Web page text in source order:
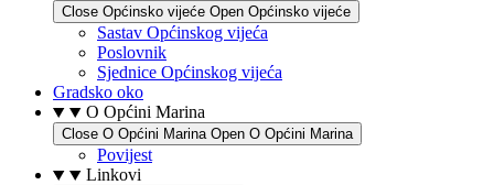
Close Općinsko vijeće Open Općinsko vijeće
Sastav Općinskog vijeća
Poslovnik
Sjednice Općinskog vijeća
Gradsko oko
O Općini Marina
Close O Općini Marina Open O Općini Marina
Povijest
Linkovi